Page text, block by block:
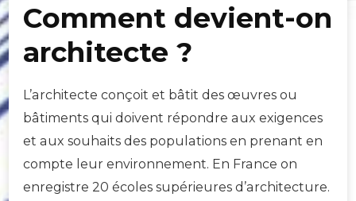
Comment devient-on
architecte ?
L’architecte conçoit et bâtit des œuvres ou
bâtiments qui doivent répondre aux exigences
et aux souhaits des populations en prenant en
compte leur environnement. En France on
enregistre 20 écoles supérieures d’architecture.